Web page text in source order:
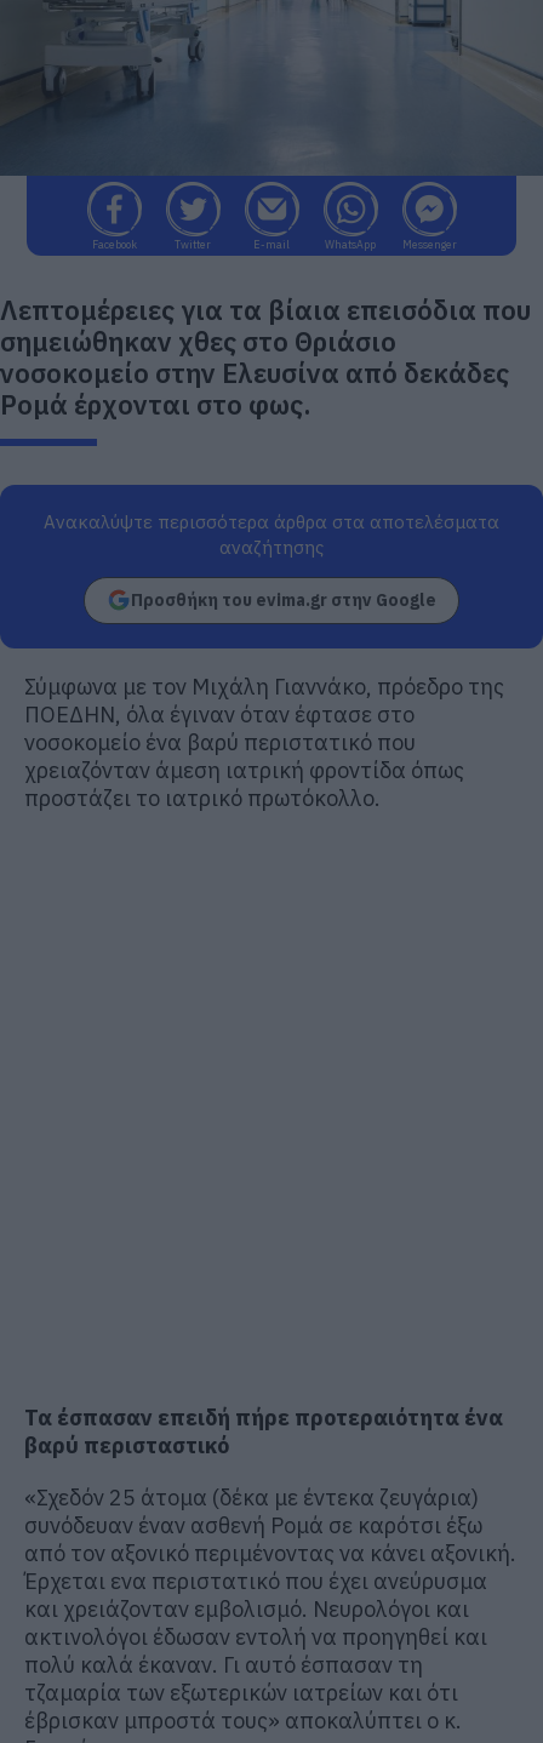
Facebook Twitter E-mail WhatsApp Messenger
Λεπτομέρειες για τα βίαια επεισόδια που
σημειώθηκαν χθες στο Θριάσιο
νοσοκομείο στην Ελευσίνα από δεκάδες
Ρομά έρχονται στο φως.
Ανακαλύψτε περισσότερα άρθρα στα αποτελέσματα
αναζήτησης
Προσθήκη του evima.gr στην Google
Σύμφωνα με τον Μιχάλη Γιαννάκο, πρόεδρο της
ΠΟΕΔΗΝ, όλα έγιναν όταν έφτασε στο
νοσοκομείο ένα βαρύ περιστατικό που
χρειαζόνταν άμεση ιατρική φροντίδα όπως
προστάζει το ιατρικό πρωτόκολλο.
Τα έσπασαν επειδή πήρε προτεραιότητα ένα
βαρύ περισταστικό
«Σχεδόν 25 άτομα (δέκα με έντεκα ζευγάρια)
συνόδευαν έναν ασθενή Ρομά σε καρότσι έξω
από τον αξονικό περιμένοντας να κάνει αξονική.
Έρχεται ενα περιστατικό που έχει ανεύρυσμα
και χρειάζονταν εμβολισμό. Νευρολόγοι και
ακτινολόγοι έδωσαν εντολή να προηγηθεί και
πολύ καλά έκαναν. Γι αυτό έσπασαν τη
τζαμαρία των εξωτερικών ιατρείων και ότι
έβρισκαν μπροστά τους» αποκαλύπτει ο κ.